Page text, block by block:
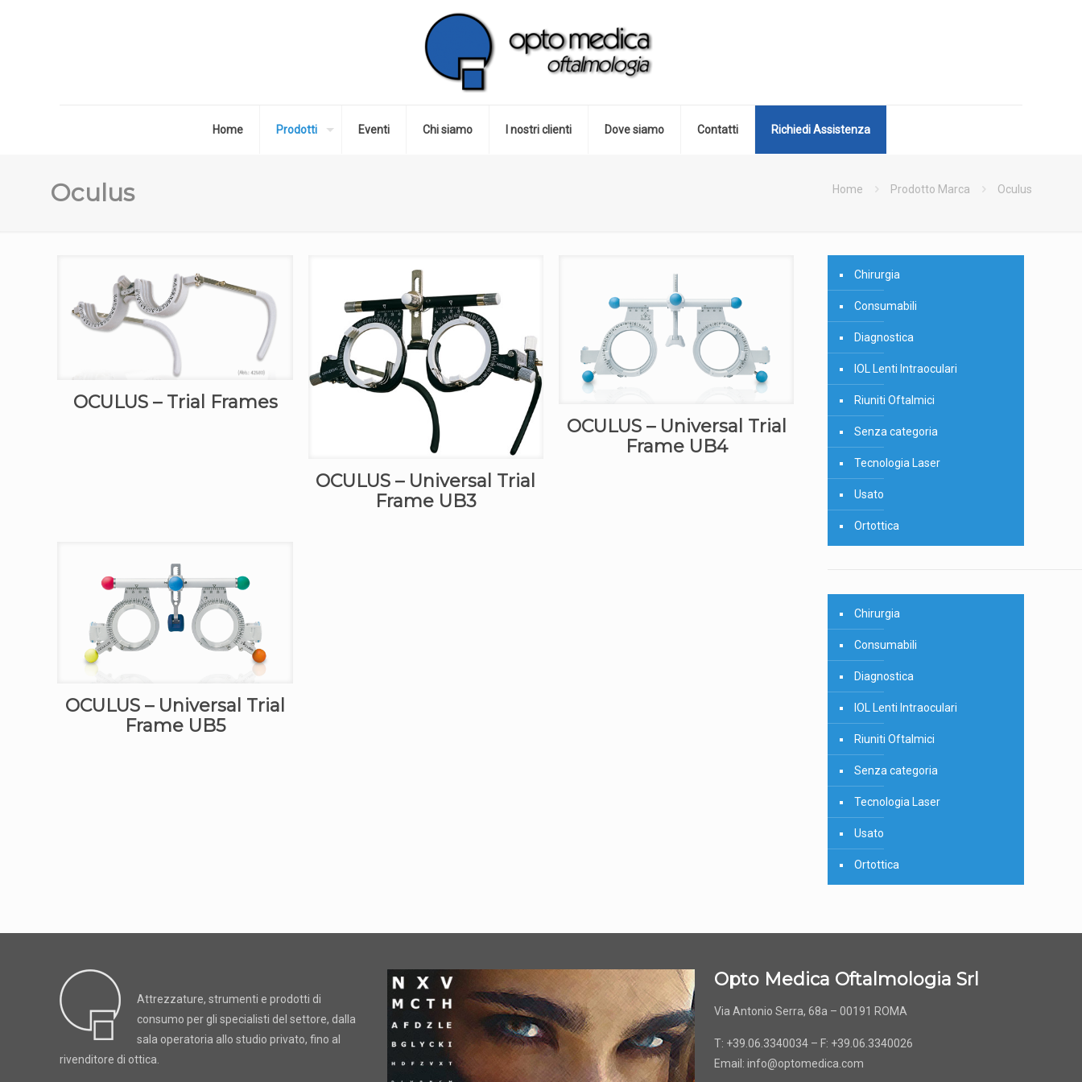
Home Prodotti Eventi Chi siamo I nostri clienti Dove siamo Contatti Richiedi Assistenza
Oculus Home Prodotto Marca Oculus
OCULUS – Trial Frames
OCULUS – Universal Trial
Frame UB3
OCULUS – Universal Trial
Frame UB4
OCULUS – Universal Trial
Frame UB5
Chirurgia
Consumabili
Diagnostica
IOL Lenti Intraoculari
Riuniti Oftalmici
Senza categoria
Tecnologia Laser
Usato
Ortottica
Chirurgia
Consumabili
Diagnostica
IOL Lenti Intraoculari
Riuniti Oftalmici
Senza categoria
Tecnologia Laser
Usato
Ortottica
Attrezzature, strumenti e prodotti di
consumo per gli specialisti del settore, dalla
sala operatoria allo studio privato, fino al
rivenditore di ottica.
Opto Medica Oftalmologia Srl
Via Antonio Serra, 68a – 00191 ROMA
T: +39.06.3340034 – F: +39.06.3340026
Email:info@optomedica.com